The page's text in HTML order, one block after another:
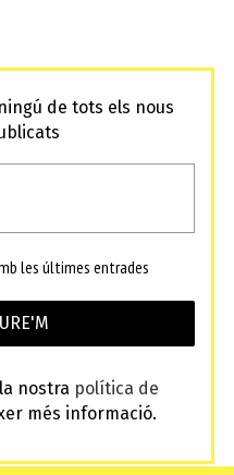
de tots els nous
les últimes entrades
nostra política de
més informació.